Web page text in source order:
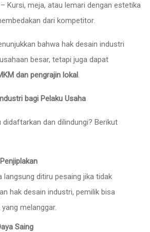
Kursi, meja, atau lemari dengan estetika
dari kompetitor.
bahwa hak desain industri
besar, tetapi juga dapat
dan pengrajin lokal.
bagi Pelaku Usaha
didaftarkan dan dilindungi? Berikut
langsung ditiru pesaing jika tidak
hak desain industri, pemilik bisa
melanggar.
Saing